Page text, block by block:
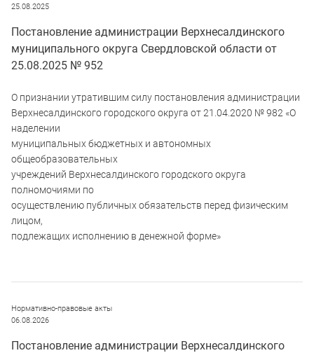
25.08.2025
Постановление администрации Верхнесалдинского
муниципального округа Свердловской области от
25.08.2025 № 952
О признании утратившим силу постановления администрации
Верхнесалдинского городского округа от 21.04.2020 № 982 «О
наделении
муниципальных бюджетных и автономных
общеобразовательных
учреждений Верхнесалдинского городского округа
полномочиями по
осуществлению публичных обязательств перед физическим
лицом,
подлежащих исполнению в денежной форме»
Нормативно-правовые акты
06.08.2026
Постановление администрации Верхнесалдинского